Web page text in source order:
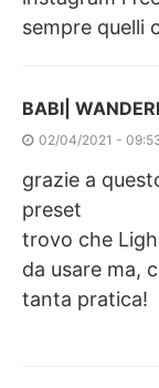
sempre quelli
BABI|
02/04/2021 -
grazie a
preset
trovo che
da usare ma,
tanta pratica!